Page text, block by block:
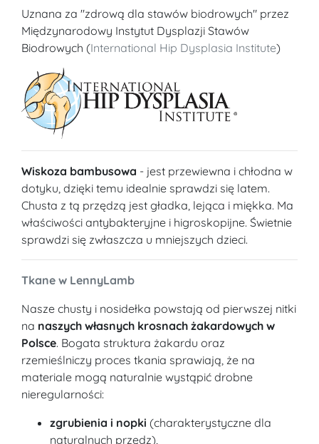
Uznana za "zdrową dla stawów biodrowych" przez
Międzynarodowy Instytut Dysplazji Stawów
Biodrowych (International Hip Dysplasia Institute)
Wiskoza bambusowa - jest przewiewna i chłodna w
dotyku, dzięki temu idealnie sprawdzi się latem.
Chusta z tą przędzą jest gładka, lejąca i miękka. Ma
właściwości antybakteryjne i higroskopijne. Świetnie
sprawdzi się zwłaszcza u mniejszych dzieci.
Tkane w LennyLamb
Nasze chusty i nosidełka powstają od pierwszej nitki
na naszych własnych krosnach żakardowych w
Polsce. Bogata struktura żakardu oraz
rzemieślniczy proces tkania sprawiają, że na
materiale mogą naturalnie wystąpić drobne
nieregularności:
zgrubienia i nopki (charakterystyczne dla
naturalnych przędz),